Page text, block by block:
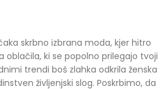
skrbno izbrana moda, kjer hitro
oblačila, ki se popolno prilegajo tvoji
trendi boš zlahka odkrila ženska
življenjski slog. Poskrbimo, da